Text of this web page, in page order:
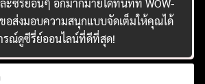
ะซีรี่ย์อื่นๆ อีกมากมายได้ทันทีที่ WOW-
ขอส่งมอบความสนุกแบบจัดเต็มให้คุณได้
ณ์ดูซีรี่ย์ออนไลน์ที่ดีที่สุด!